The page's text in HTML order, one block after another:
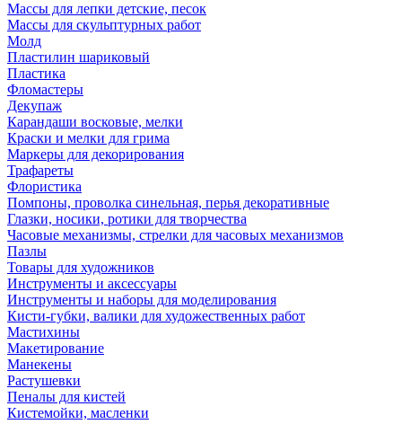
Массы для лепки детские, песок
Массы для скульптурных работ
Молд
Пластилин шариковый
Пластика
Фломастеры
Декупаж
Карандаши восковые, мелки
Краски и мелки для грима
Маркеры для декорирования
Трафареты
Флористика
Помпоны, проволка синельная, перья декоративные
Глазки, носики, ротики для творчества
Часовые механизмы, стрелки для часовых механизмов
Пазлы
Товары для художников
Инструменты и аксессуары
Инструменты и наборы для моделирования
Кисти-губки, валики для художественных работ
Мастихины
Макетирование
Манекены
Растушевки
Пеналы для кистей
Кистемойки, масленки